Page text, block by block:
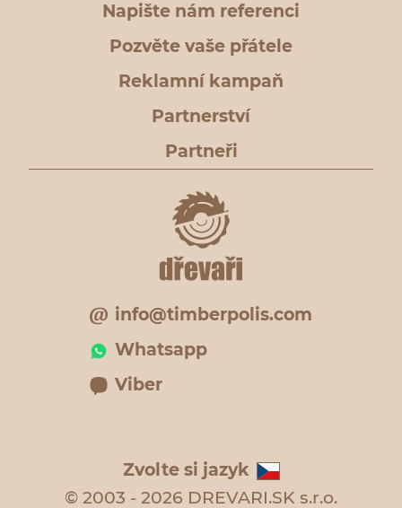
Napište nám referenci
Pozvěte vaše přátele
Reklamní kampaň
Partnerství
Partneři
info@timberpolis.com
Whatsapp
Viber
Zvolte si jazyk
© 2003 - 2026 DREVARI.SK s.r.o.